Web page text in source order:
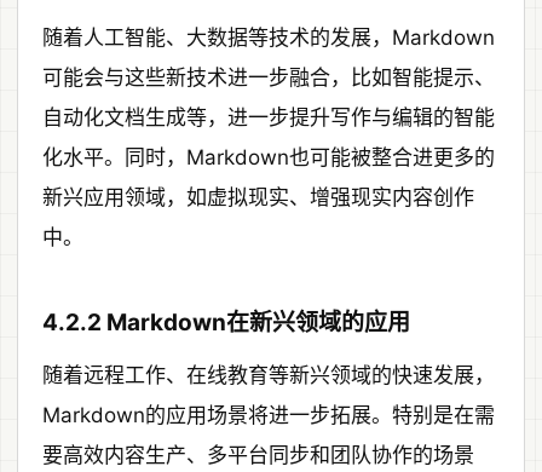
随着人工智能、大数据等技术的发展，Markdown
可能会与这些新技术进一步融合，比如智能提示、
自动化文档生成等，进一步提升写作与编辑的智能
化水平。同时，Markdown也可能被整合进更多的
新兴应用领域，如虚拟现实、增强现实内容创作
中。
4.2.2 Markdown在新兴领域的应用
随着远程工作、在线教育等新兴领域的快速发展，
Markdown的应用场景将进一步拓展。特别是在需
要高效内容生产、多平台同步和团队协作的场景